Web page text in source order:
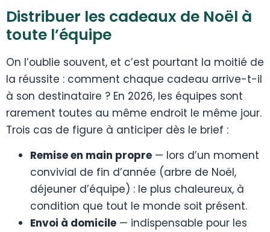
Distribuer les cadeaux de Noël à
toute l’équipe
On l’oublie souvent, et c’est pourtant la moitié de
la réussite : comment chaque cadeau arrive-t-il
à son destinataire ? En 2026, les équipes sont
rarement toutes au même endroit le même jour.
Trois cas de figure à anticiper dès le brief :
Remise en main propre — lors d’un moment
convivial de fin d’année (arbre de Noël,
déjeuner d’équipe) : le plus chaleureux, à
condition que tout le monde soit présent.
Envoi à domicile — indispensable pour les